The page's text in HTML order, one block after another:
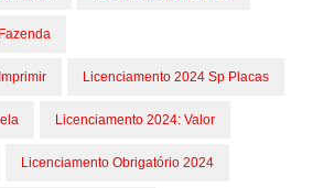
Licenciamento 2024 Sp Placas
Licenciamento 2024: Valor
Licenciamento Obrigatório 2024